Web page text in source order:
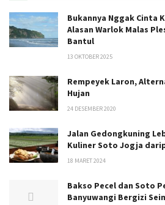
Bukannya Nggak Cinta
Alasan Warlok Malas
Bantul
13 OKTOBER 2025
Rempeyek Laron,
Hujan
24 DESEMBER 2020
Jalan Gedongkuning
Kuliner Soto Jogja
18 MARET 2024
Bakso Pecel dan Soto
Banyuwangi Bergizi